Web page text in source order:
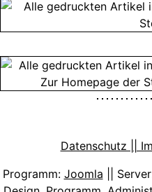
Datenschutz ||
Programm: Joomla ||